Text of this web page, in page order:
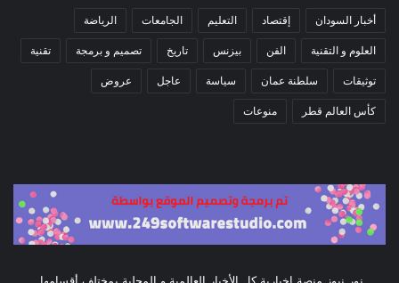
أخبار السودان إقتصاد التعليم الجامعات الرياضة
العلوم و التقنية الفن بيزنس تاريخ تصميم و برمجة تقنية
توثيقات سلطنة عمان سياسة عاجل عروض
كأس العالم قطر منوعات